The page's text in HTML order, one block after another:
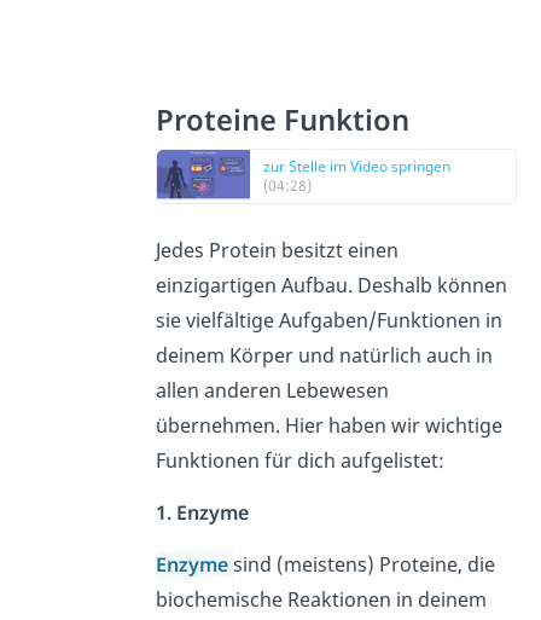
Proteine Funktion
zur Stelle im Video springen
(04:28)
Jedes Protein besitzt einen
einzigartigen Aufbau. Deshalb können
sie vielfältige Aufgaben/Funktionen in
deinem Körper und natürlich auch in
allen anderen Lebewesen
übernehmen. Hier haben wir wichtige
Funktionen für dich aufgelistet:
1. Enzyme
Enzymesind (meistens) Proteine, die
biochemische Reaktionen in deinem